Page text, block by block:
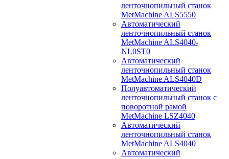
ленточнопильный станок
MetMachine ALS5550
Автоматический
ленточнопильный станок
MetMachine ALS4040-
NL0ST0
Автоматический
ленточнопильный станок
MetMachine ALS4040D
Полуавтоматический
ленточнопильный станок с
поворотной рамой
MetMachine LSZ4040
Автоматический
ленточнопильный станок
MetMachine ALS4040
Автоматический